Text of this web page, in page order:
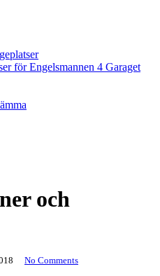
för Engelsmannen 4 Garaget
och
No Comments